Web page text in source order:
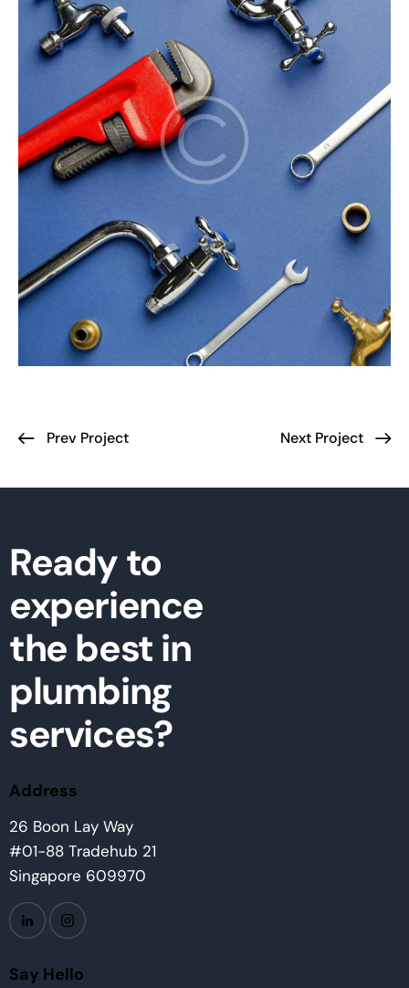
Prev Project Next Project
Ready to
experience
the best in
plumbing
services?
Address
26 Boon Lay Way
#01-88 Tradehub 21
Singapore 609970
Say Hello